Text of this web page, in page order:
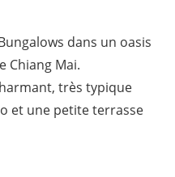
dans un oasis
Chiang Mai.
très typique
et une petite terrasse